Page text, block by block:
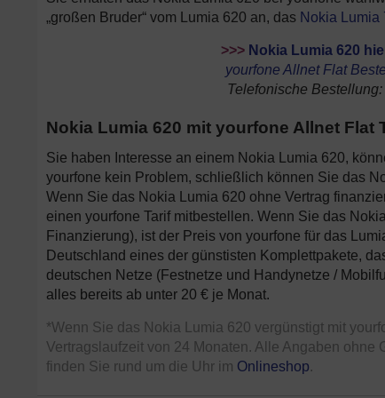
„großen Bruder“ vom Lumia 620 an, das Nokia Lumia
>>> Nokia Lumia 620
yourfone Allnet Flat
Telefonische
Nokia Lumia 620 mit yourfone Allnet
Sie haben Interesse an einem Nokia Lumia 620,
yourfone kein Problem, schließlich können Sie das
Wenn Sie das Nokia Lumia 620 ohne Vertrag
einen yourfone Tarif mitbestellen. Wenn Sie das
Finanzierung), ist der Preis von yourfone für das
Deutschland eines der günstisten Komplettpakete,
deutschen Netze (Festnetze und Handynetze /
alles bereits ab unter 20 € je Monat.
*Wenn Sie das Nokia Lumia 620 vergünstigt mit
Vertragslaufzeit von 24 Monaten. Alle Angaben
finden Sie rund um die Uhr im Onlineshop.